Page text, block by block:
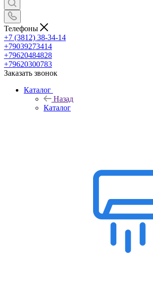
Телефоны
+7 (3812) 38-34-14
+79039273414
+79620484828
+79620300783
Заказать звонок
Каталог
Назад
Каталог